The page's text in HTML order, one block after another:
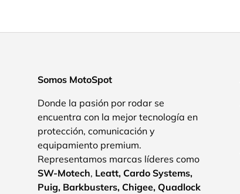
Somos MotoSpot
Donde la pasión por rodar se
encuentra con la mejor tecnología en
protección, comunicación y
equipamiento premium.
Representamos marcas líderes como
SW-Motech, Leatt, Cardo Systems,
Puig, Barkbusters, Chigee, Quadlock